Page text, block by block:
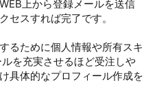
上から登録メールを送信
セスすれば完了です。
るために個人情報や所有スキ
を充実させるほど受注しや
具体的なプロフィール作成を